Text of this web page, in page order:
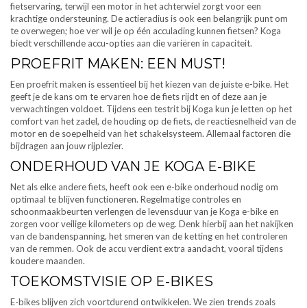
fietservaring, terwijl een motor in het achterwiel zorgt voor een
krachtige ondersteuning. De actieradius is ook een belangrijk punt om
te overwegen; hoe ver wil je op één acculading kunnen fietsen? Koga
biedt verschillende accu-opties aan die variëren in capaciteit.
PROEFRIT MAKEN: EEN MUST!
Een proefrit maken is essentieel bij het kiezen van de juiste e-bike. Het
geeft je de kans om te ervaren hoe de fiets rijdt en of deze aan je
verwachtingen voldoet. Tijdens een testrit bij Koga kun je letten op het
comfort van het zadel, de houding op de fiets, de reactiesnelheid van de
motor en de soepelheid van het schakelsysteem. Allemaal factoren die
bijdragen aan jouw rijplezier.
ONDERHOUD VAN JE KOGA E-BIKE
Net als elke andere fiets, heeft ook een e-bike onderhoud nodig om
optimaal te blijven functioneren. Regelmatige controles en
schoonmaakbeurten verlengen de levensduur van je Koga e-bike en
zorgen voor veilige kilometers op de weg. Denk hierbij aan het nakijken
van de bandenspanning, het smeren van de ketting en het controleren
van de remmen. Ook de accu verdient extra aandacht, vooral tijdens
koudere maanden.
TOEKOMSTVISIE OP E-BIKES
E-bikes blijven zich voortdurend ontwikkelen. We zien trends zoals